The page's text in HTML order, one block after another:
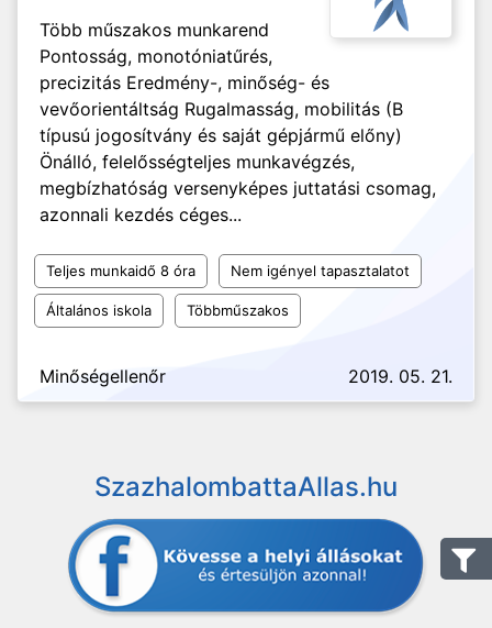
Több műszakos munkarend
Pontosság, monotóniatűrés,
precizitás Eredmény-, minőség- és
vevőorientáltság Rugalmasság, mobilitás (B
típusú jogosítvány és saját gépjármű előny)
Önálló, felelősségteljes munkavégzés,
megbízhatóság versenyképes juttatási csomag,
azonnali kezdés céges...
Teljes munkaidő 8 óra Nem igényel tapasztalatot
Általános iskola Többműszakos
Minőségellenőr 2019. 05. 21.
SzazhalombattaAllas.hu